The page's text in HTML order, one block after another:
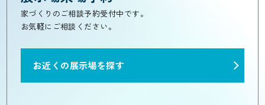
家づくりのご相談予約受付中です。
お気軽にご相談ください。
お近くの展示場を探す